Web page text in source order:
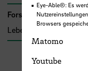
Forschungs- und
Lebensqualität
Eye-Able®: Es
Browsers
Matomo
Youtube